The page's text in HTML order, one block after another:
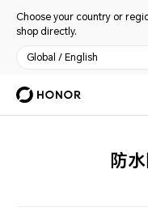
Choose your country or
shop directly.
Global / English
防